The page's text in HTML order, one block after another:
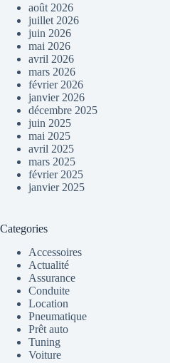
août 2026
juillet 2026
juin 2026
mai 2026
avril 2026
mars 2026
février 2026
janvier 2026
décembre 2025
juin 2025
mai 2025
avril 2025
mars 2025
février 2025
janvier 2025
Categories
Accessoires
Actualité
Assurance
Conduite
Location
Pneumatique
Prêt auto
Tuning
Voiture